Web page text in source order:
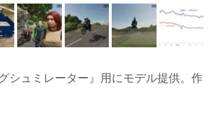
シュミレーター』用にモデル提供。作